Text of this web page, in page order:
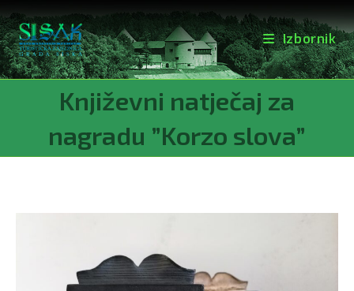
Izbornik
Književni natječaj za
nagradu ”Korzo slova”